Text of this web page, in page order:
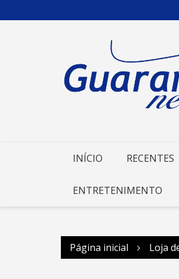
para
INÍCIO RECENTES
ENTRETENIMENTO
Página inicial Loja